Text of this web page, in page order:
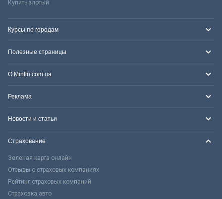
Купить злотый
Курсы по городам
Полезные страницы
О Minfin.com.ua
Реклама
Новости и статьи
Страхование
Зеленая карта онлайн
Отзывы о страховых компаниях
Рейтинг страховых компаний
Страховка авто